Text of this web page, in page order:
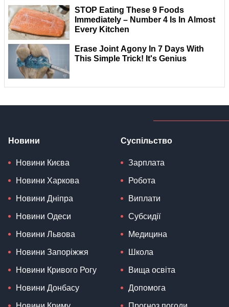
Новини
Новини Києва
Новини Харкова
Новини Дніпра
Новини Одеси
Новини Львова
Новини Запоріжжя
Новини Кривого Рогу
Новини Донбасу
Суспільство
Зарплата
Робота
Виплати
Субсидії
Медицина
Школа
Вища освіта
Допомога